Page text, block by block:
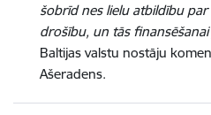
šobrīd nes lielu atbildību
drošību, un tās
Baltijas valstu nostāju
Ašeradens.